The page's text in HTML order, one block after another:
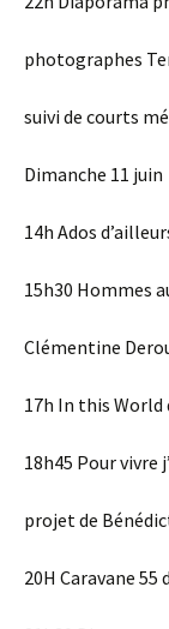
photographes
suivi de courts
Dimanche 11 juin
14h Ados
15h30 Hommes
Clémentine
17h In this
18h45 Pour vivre
projet de
20H Caravane